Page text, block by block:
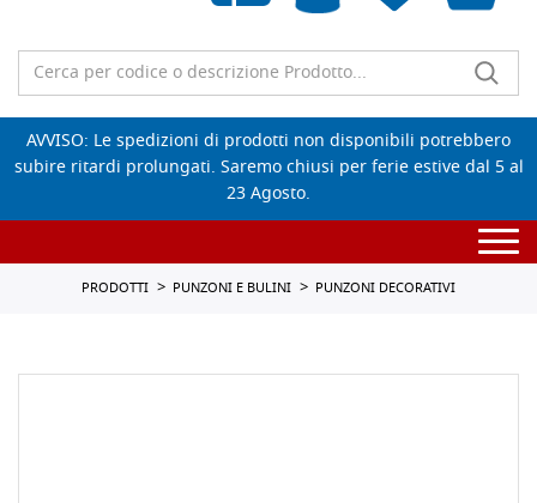
Wishlist vuota
AVVISO: Le spedizioni di prodotti non disponibili potrebbero
subire ritardi prolungati. Saremo chiusi per ferie estive dal 5 al
23 Agosto.
PRODOTTI PUNZONI E BULINI PUNZONI DECORATIVI